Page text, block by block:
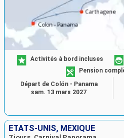
Activités à bord incluses
Pension
Départ de Colón - Panama
sam. 13 mars 2027
ÉTATS-UNIS, MEXIQUE